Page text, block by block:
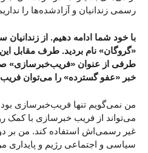
رسمی زندانیان و‌ آزادشده‌ها را
با خود شما ادامه دهیم. از زندانیان
«گروگان» نام بردید. طرف مقابل
طرفی از عنوان «فریب‌خبرسازی»
خبر «عفو گسترده» را می‌توان
من نمی‌گویم تنها فریب‌خبرسازی
می‌تواند از فریب خبرسازی با
غیر رسمی‌اش استفاده کند. من بر
سیاسی و اجتماعی رژیم و پایداری